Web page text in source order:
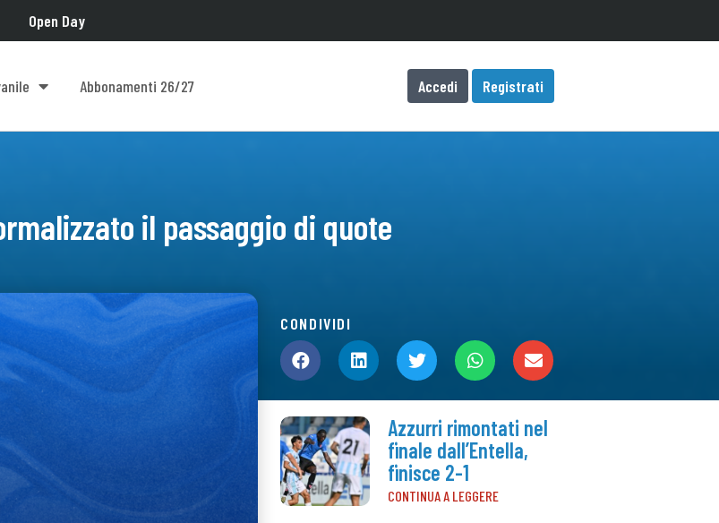
Open Day
Abbonamenti 26/27 Accedi Registrati
il passaggio di quote
CONDIVIDI
Azzurri rimontati nel
finale dall’Entella,
finisce 2-1
CONTINUA A LEGGERE